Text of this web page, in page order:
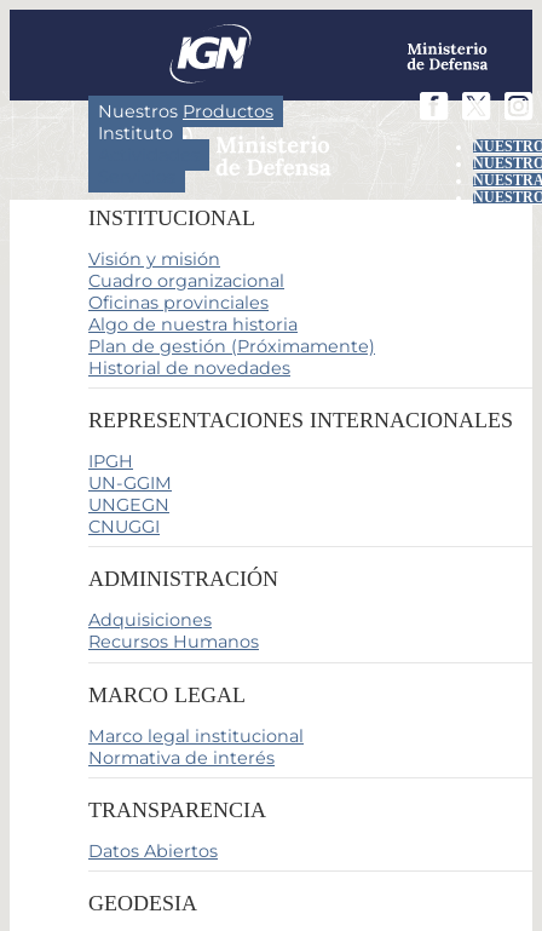
Nuestros Productos
Instituto
INSTITUCIONAL
Visión y misión
Cuadro organizacional
Oficinas provinciales
Algo de nuestra historia
Plan de gestión (Próximamente)
Historial de novedades
REPRESENTACIONES INTERNACIONALES
IPGH
UN-GGIM
UNGEGN
CNUGGI
ADMINISTRACIÓN
Adquisiciones
Recursos Humanos
MARCO LEGAL
Marco legal institucional
Normativa de interés
TRANSPARENCIA
Datos Abiertos
GEODESIA